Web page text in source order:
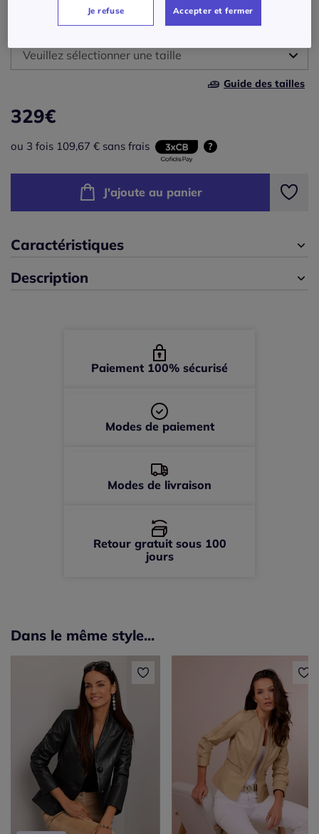
Veuillez sélectionner une taille
46 -Disponible dans 3 semaines
48 - En stock
Guide des tailles
329€
ou 3 fois 109,67 € sans frais ?
J'ajoute au panier
Caractéristiques
Description
Paiement 100% sécurisé
Modes de paiement
Modes de livraison
Retour gratuit sous 100
jours
Dans le même style...
Je refuse Accepter et fermer